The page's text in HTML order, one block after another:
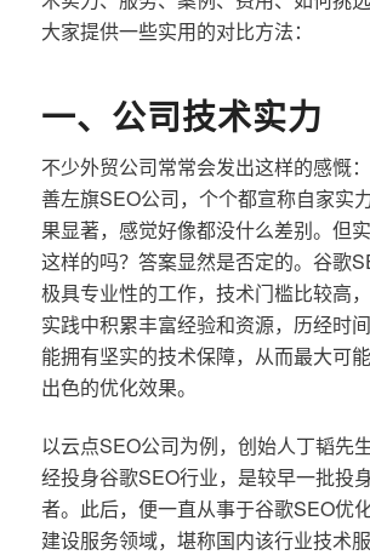
大家提供一些实用的对比方法：
一、公司技术实力
不少外贸公司常常会发出这样的感慨
善左旗SEO公司，个个都宣称自家实
果显著，感觉好像都没什么差别。但
这样的吗？答案显然是否定的。谷歌
极具专业性的工作，技术门槛比较高
实践中积累丰富经验和资源，历经时
能拥有坚实的技术保障，从而最大可
出色的优化效果。
以云点SEO公司为例，创始人丁韬先
经投身谷歌SEO行业，是较早一批投
者。此后，便一直从事于谷歌SEO优
建设服务领域，堪称国内该行业技术